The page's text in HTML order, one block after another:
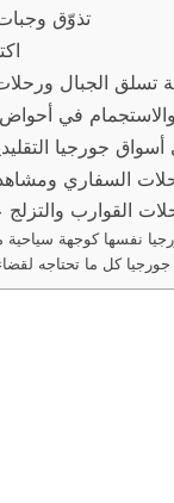
تذوّق
تسلق الجبال
في
جورجيا
السفاري
القوارب
نفسها كوجهة